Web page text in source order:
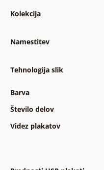
Kolekcija
Namestitev
Tehnologija slik
Barva
Število delov
Videz plakatov